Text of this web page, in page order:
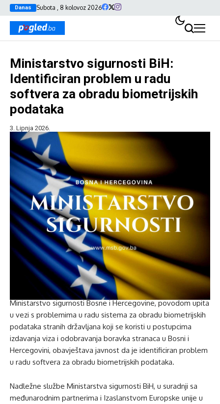
Danas Subota , 8 kolovoz 2026
Ministarstvo sigurnosti BiH:
Identificiran problem u radu
softvera za obradu biometrijskih
podataka
3. Lipnja 2026.
Ministarstvo sigurnosti Bosne i Hercegovine, povodom upita
u vezi s problemima u radu sistema za obradu biometrijskih
podataka stranih državljana koji se koristi u postupcima
izdavanja viza i odobravanja boravka stranaca u Bosni i
Hercegovini, obavještava javnost da je identificiran problem
u radu softvera za obradu biometrijskih podataka.
Nadležne službe Ministarstva sigurnosti BiH, u suradnji sa
međunarodnim partnerima i Izaslanstvom Europske unije u